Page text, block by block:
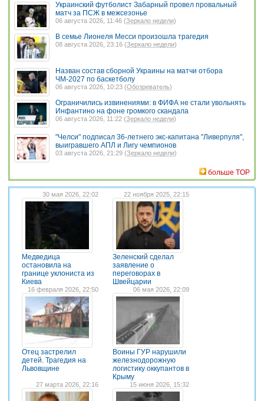
Украинский футболист Забарный провел провальный
матч за ПСЖ в межсезонье
06 августа 2026, 11:46 (Зеркало недели)
В семье Лионеля Месси произошла трагедия
08 августа 2026, 23:16 (Зеркало недели)
Назван состав сборной Украины на матчи отбора
ЧМ-2027 по баскетболу
06 августа 2026, 10:23 (Обозреватель)
Ограничились извинениями: в ФИФА не стали увольнять
Инфантино на фоне громкого скандала
06 августа 2026, 11:22 (Зеркало недели)
"Челси" подписал 36-летнего экс-капитана "Ливерпуля",
выигравшего АПЛ и Лигу чемпионов
03 августа 2026, 21:29 (Зеркало недели)
больше TOP
30 мая 2026, 22:02
Медведица
остановила на
границе уклониста из
Киева
22 ноября 2025, 22:15
Зеленский сделал
заявление о
переговорах в
Швейцарии
16 февраля 2026, 22:50
Отец застрелил
детей. Трагедия на
Львовщине
06 мая 2026, 22:09
Воины ГУР нарушили
железнодорожную
логистику оккупантов в
Крыму
27 марта 2026, 22:16 15 июня 2026, 15:32